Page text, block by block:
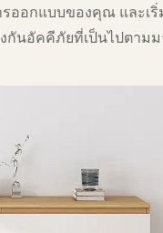
อกแบบของคุณ และเ
กันอัคคีภัยที่เป็นไปตา